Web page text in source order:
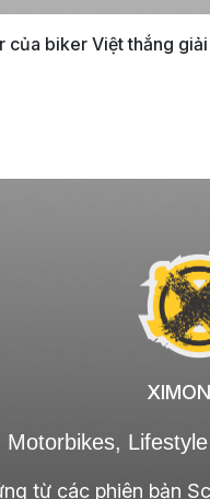
của biker Việt thắng giải
Motorbikes,
từ các phiên bản